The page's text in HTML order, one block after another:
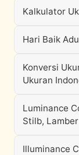
Kalkulator
Hari Baik
Konversi
Ukuran
Luminance
Stilb,
Illuminance